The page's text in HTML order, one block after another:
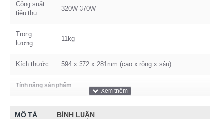
Công suất
tiêu thụ
320W-370W
Trọng
lượng
11kg
Kích thước 594 x 372 x 281mm (cao x rộng x sâu)
Tính năng sản phẩm
khác
màn hình LED, chế độ ban đêm
MÔ TẢ BÌNH LUẬN